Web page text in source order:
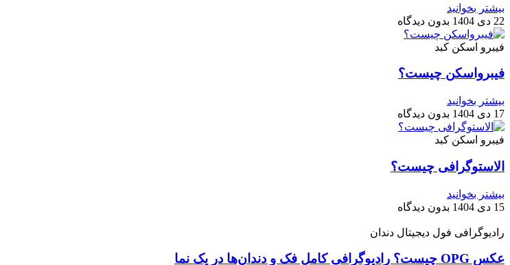
بیشتر بخوانید
22 دی 1404
بدون دیدگاه
فیبرو اسکن کبد
فیبرو‌اسکن چیست؟
بیشتر بخوانید
17 دی 1404
بدون دیدگاه
فیبرو اسکن کبد
الاستوگرافی چیست؟
بیشتر بخوانید
15 دی 1404
بدون دیدگاه
رادیوگرافی فول دیجیتال دندان
عکس OPG چیست؟ رادیوگرافی کامل فک و دندان‌ها در یک نما